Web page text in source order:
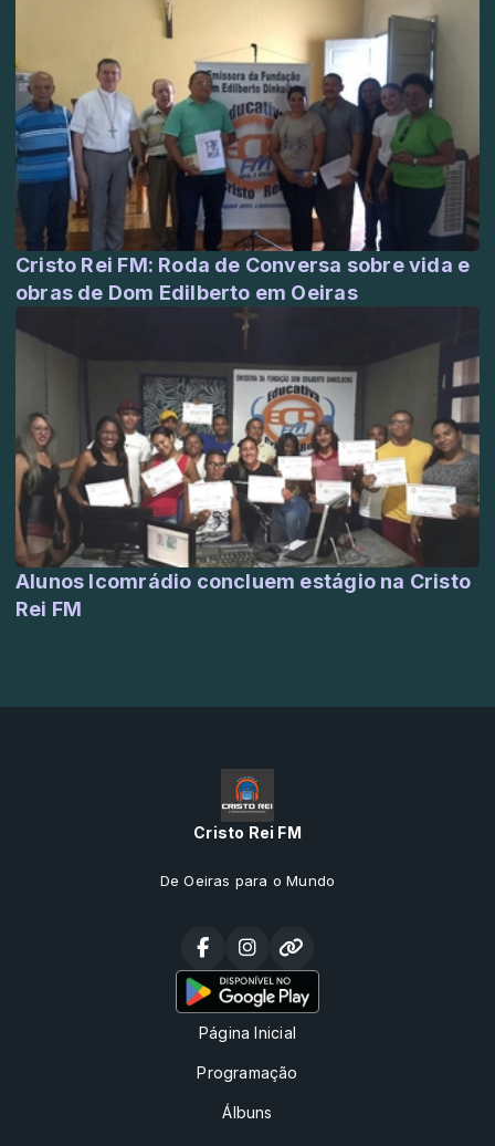
Cristo Rei FM: Roda de Conversa sobre vida e
obras de Dom Edilberto em Oeiras
Alunos Icomrádio concluem estágio na Cristo
Rei FM
Cristo Rei FM
De Oeiras para o Mundo
Página Inicial
Programação
Álbuns